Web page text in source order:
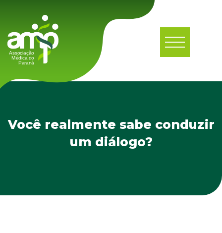
Você realmente sabe conduzir
um diálogo?